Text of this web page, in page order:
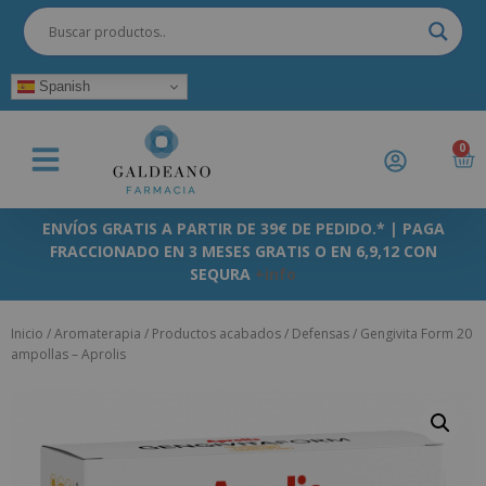
Spanish
0
ENVÍOS GRATIS A PARTIR DE 39€ DE PEDIDO.* | PAGA
FRACCIONADO EN 3 MESES GRATIS O EN 6,9,12 CON
SEQURA +info
Inicio /Aromaterapia / Productos acabados/ Defensas/ Gengivita Form 20
ampollas – Aprolis